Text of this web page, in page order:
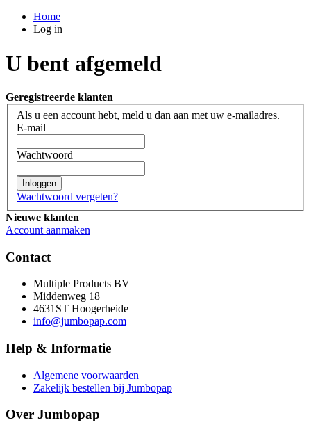
Home
Log in
U bent afgemeld
Geregistreerde klanten
Als u een account hebt, meld u dan aan met uw e-mailadres.
E-mail
Wachtwoord
Inloggen
Wachtwoord vergeten?
Nieuwe klanten
Account aanmaken
Contact
Multiple Products BV
Middenweg 18
4631ST Hoogerheide
info@jumbopap.com
Help & Informatie
Algemene voorwaarden
Zakelijk bestellen bij Jumbopap
Over Jumbopap